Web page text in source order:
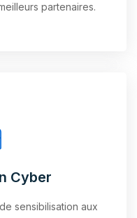
partenaires.
Cyber
sensibilisation aux